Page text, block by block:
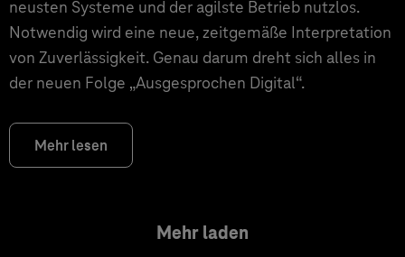
neusten Systeme und der agilste Betrieb nutzlos.
Notwendig wird eine neue, zeitgemäße Interpretation
von Zuverlässigkeit. Genau darum dreht sich alles in
der neuen Folge „Ausgesprochen Digital“.
Mehr lesen
Mehr laden